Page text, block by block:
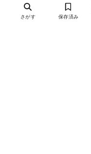
さがす 保存済み